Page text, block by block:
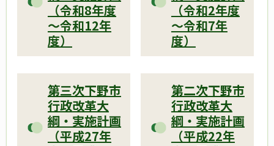
（令和8年度
～令和12年
度）
（令和2年度
～令和7年
度）
第三次下野市
行政改革大
綱・実施計画
（平成27年
第二次下野市
行政改革大
綱・実施計画
（平成22年